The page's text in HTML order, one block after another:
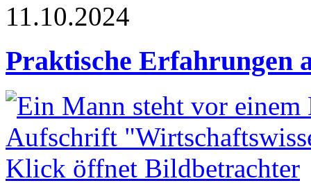
11.10.2024
Praktische Erfahrungen